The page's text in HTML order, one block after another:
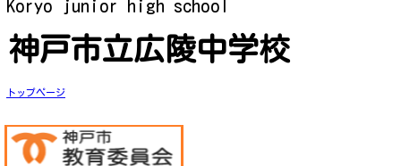
Koryo junior high school
神戸市立広陵中学校
トップページ